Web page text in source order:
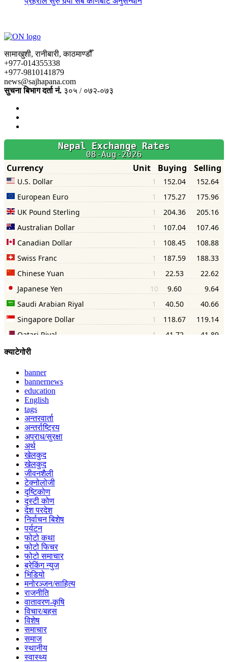
सामाखुशी, रानीबारी, काठमाण्डौँ
+977-014355338
+977-9810141879
news@sajhapana.com
सुचना बिभाग दर्ता नं. ३०५ / ०७२-०७३
क्याटेगोरी
banner
bannernews
education
English
tags
अन्तरवार्ता
अन्तर्राष्ट्रिय
अपराध/सुरक्षा
अर्थ
खेलकुद
खेलकुद
जीवनशैली
टेक्नोलोजी
दृष्टिकोण
दृस्टी कोण
देश परदेश
निर्वाचन बिशेष
पर्यटन
फोटो कथा
फोटो फिचर
फोटो समाचार
ब्रेकिंग न्युज
भिडियो
मनोरञ्जन/साहित्य
राजनीति
वातावरण-कृषि
विचार/बहस
विशेष
समाचार
समाज
स्थानीय
स्वास्थ्य